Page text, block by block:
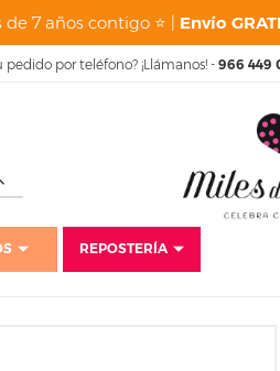
de 7 años contigo ⭐ | Envío
pedido por teléfono? ¡Llámanos! - 966 449
REPOSTERÍA
Disfraces Carnaval Disfraces